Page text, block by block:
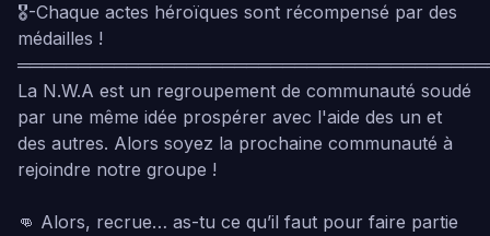
🎖️-Chaque actes héroïques sont récompensé par des
médailles !
La N.W.A est un regroupement de communauté soudé
par une même idée prospérer avec l'aide des un et
des autres. Alors soyez la prochaine communauté à
rejoindre notre groupe !
👊 Alors, recrue… as-tu ce qu’il faut pour faire partie